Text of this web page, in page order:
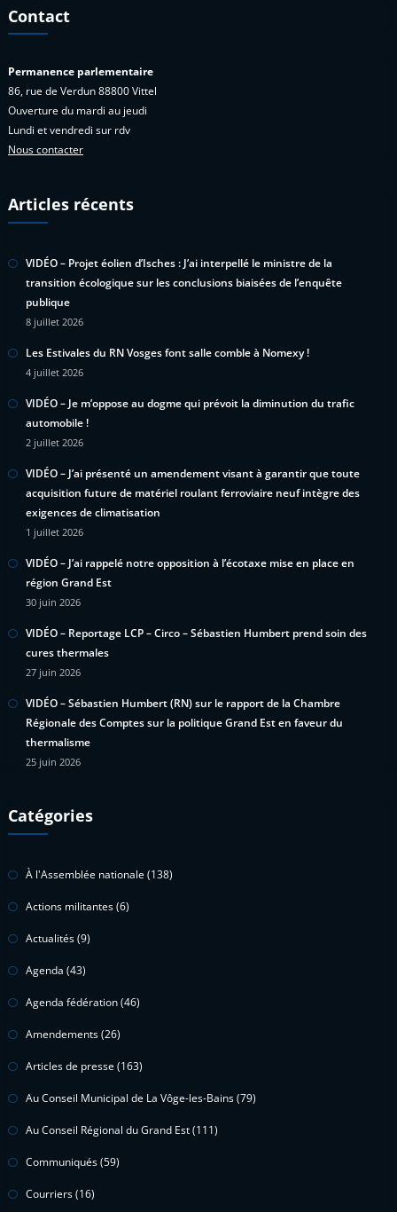
Contact
Permanence parlementaire
86, rue de Verdun 88800 Vittel
Ouverture du mardi au jeudi
Lundi et vendredi sur rdv
Nous contacter
Articles récents
VIDÉO – Projet éolien d’Isches : J’ai interpellé le ministre de la
transition écologique sur les conclusions biaisées de l’enquête
publique
8 juillet 2026
Les Estivales du RN Vosges font salle comble à Nomexy !
4 juillet 2026
VIDÉO – Je m’oppose au dogme qui prévoit la diminution du trafic
automobile !
2 juillet 2026
VIDÉO – J’ai présenté un amendement visant à garantir que toute
acquisition future de matériel roulant ferroviaire neuf intègre des
exigences de climatisation
1 juillet 2026
VIDÉO – J’ai rappelé notre opposition à l’écotaxe mise en place en
région Grand Est
30 juin 2026
VIDÉO – Reportage LCP – Circo – Sébastien Humbert prend soin des
cures thermales
27 juin 2026
VIDÉO – Sébastien Humbert (RN) sur le rapport de la Chambre
Régionale des Comptes sur la politique Grand Est en faveur du
thermalisme
25 juin 2026
Catégories
À l'Assemblée nationale (138)
Actions militantes(6)
Actualités(9)
Agenda (43)
Agenda fédération(46)
Amendements(26)
Articles de presse (163)
Au Conseil Municipal de La Vôge-les-Bains(79)
Au Conseil Régional du Grand Est(111)
Communiqués(59)
Courriers(16)